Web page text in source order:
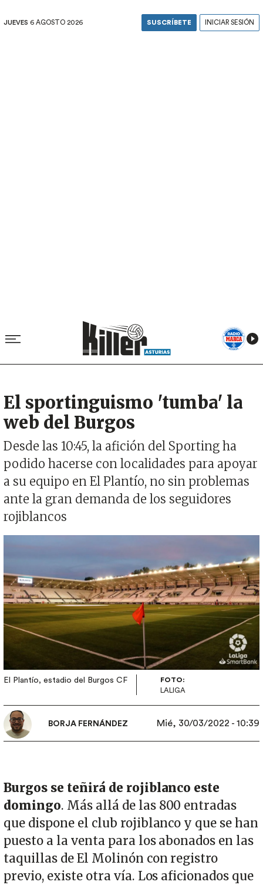
JUEVES 6 AGOSTO 2026 SUSCRÍBETE INICIAR SESIÓN
El sportinguismo 'tumba' la
web del Burgos
Desde las 10:45, la afición del Sporting ha
podido hacerse con localidades para apoyar
a su equipo en El Plantío, no sin problemas
ante la gran demanda de los seguidores
rojiblancos
El Plantío, estadio del Burgos CF
FOTO:
LALIGA
BORJA FERNÁNDEZ Mié, 30/03/2022 - 10:39
Burgos se teñirá de rojiblanco este
domingo. Más allá de las 800 entradas
que dispone el club rojiblanco y que se han
puesto a la venta para los abonados en las
taquillas de El Molinón con registro
previo, existe otra vía. Los aficionados que